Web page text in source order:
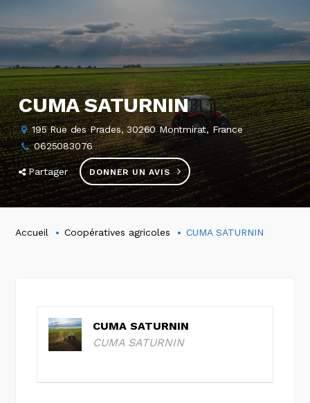
CUMA SATURNIN
195 Rue des Prades, 30260 Montmirat, France
0625083076
Partager DONNER UN AVIS
Accueil Coopératives agricoles CUMA SATURNIN
CUMA SATURNIN
CUMA SATURNIN